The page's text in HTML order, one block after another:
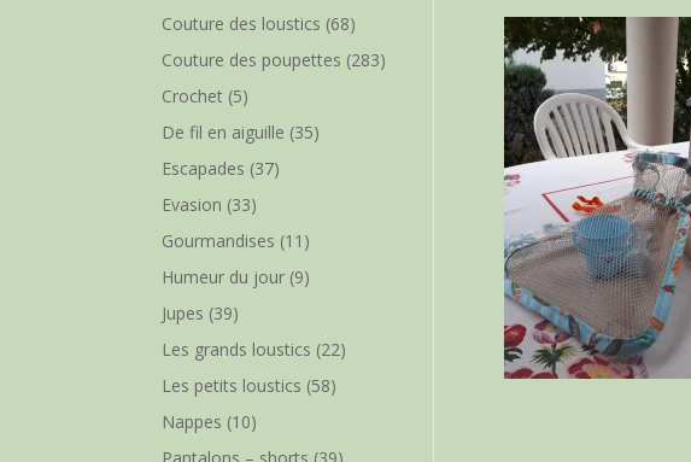
Couture des loustics (68)
Couture des poupettes (283)
Crochet (5)
De fil en aiguille (35)
Escapades (37)
Evasion (33)
Gourmandises (11)
Humeur du jour (9)
Jupes (39)
Les grands loustics (22)
Les petits loustics (58)
Nappes (10)